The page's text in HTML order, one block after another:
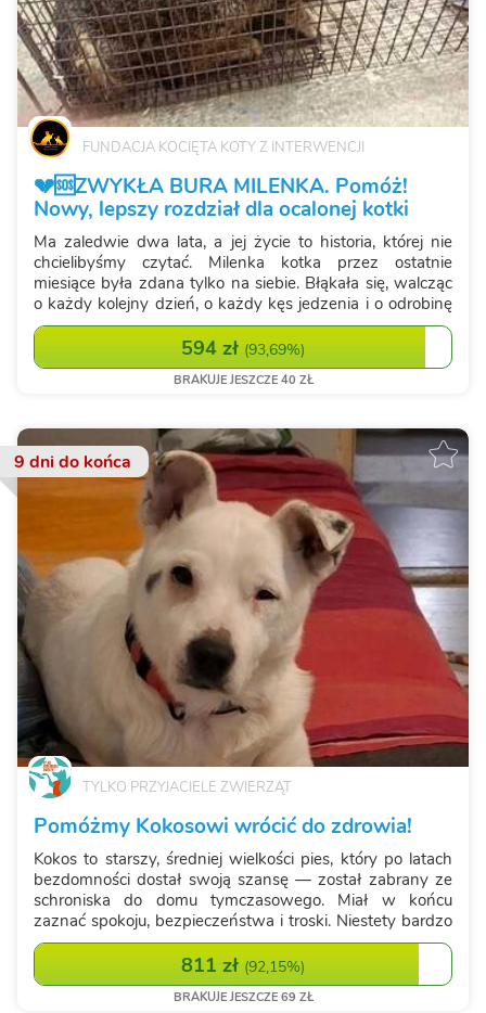
FUNDACJA KOCIĘTA KOTY Z INTERWENCJI
💔🆘ZWYKŁA BURA MILENKA. Pomóż!
Nowy, lepszy rozdział dla ocalonej kotki
Ma zaledwie dwa lata, a jej życie to historia, której nie
chcielibyśmy czytać. Milenka kotka przez ostatnie
miesiące była zdana tylko na siebie. Błąkała się, walcząc
o każdy kolejny dzień, o każdy kęs jedzenia i o odrobinę
ciepła. Nie miała swojego domu, swojego człowieka,
594 zł (93,69%)
BRAKUJE JESZCZE 40 ZŁ
9 dnido końca
TYLKO PRZYJACIELE ZWIERZĄT
Pomóżmy Kokosowi wrócić do zdrowia!
Kokos to starszy, średniej wielkości pies, który po latach
bezdomności dostał swoją szansę — został zabrany ze
schroniska do domu tymczasowego. Miał w końcu
zaznać spokoju, bezpieczeństwa i troski. Niestety bardzo
szybko okazało się, że oprócz bagażu trudnych
doświadczeń nosi też problemy zdrowot...
811 zł (92,15%)
BRAKUJE JESZCZE 69 ZŁ